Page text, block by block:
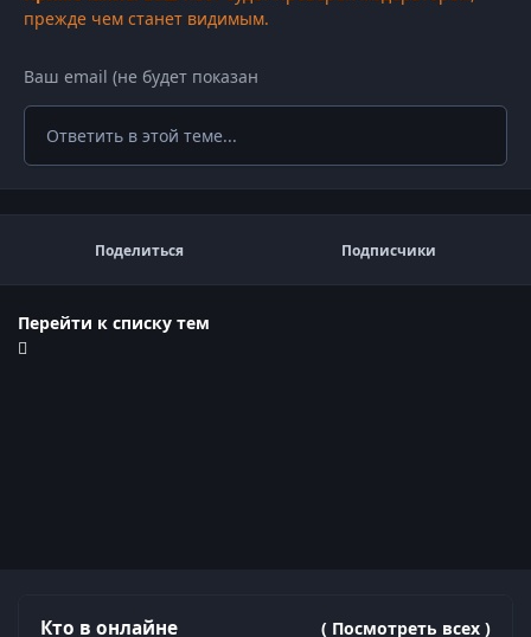
прежде чем станет видимым.
Ответить в этой теме...
Поделиться Подписчики
Перейти к списку тем
Кто в онлайне ( Посмотреть всех )